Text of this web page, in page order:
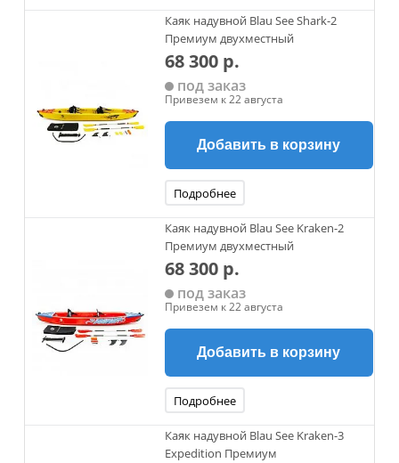
Каяк надувной Blau See Shark-2
Премиум двухместный
68 300 р.
под заказ
Привезем к 22 августа
Добавить в корзину
Подробнее
Каяк надувной Blau See Kraken-2
Премиум двухместный
68 300 р.
под заказ
Привезем к 22 августа
Добавить в корзину
Подробнее
Каяк надувной Blau See Kraken-3
Expedition Премиум